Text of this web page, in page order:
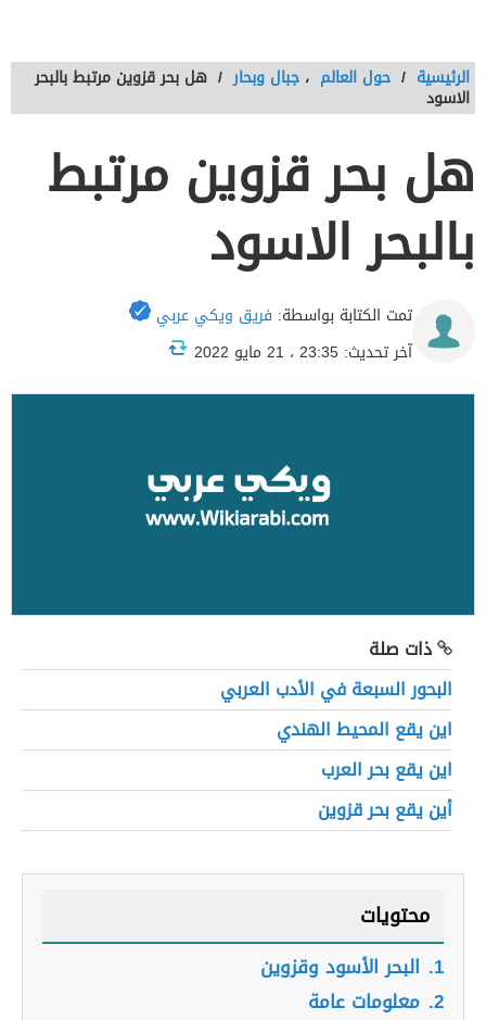
الرئيسية / حول العالم ، جبال وبحار / هل بحر قزوين مرتبط بالبحر
الاسود
هل بحر قزوين مرتبط
بالبحر الاسود
تمت الكتابة بواسطة: فريق ويكي عربي
آخر تحديث: 23:35 ، 21 مايو 2022
ذات صلة
البحور السبعة في الأدب العربي
اين يقع المحيط الهندي
اين يقع بحر العرب
أين يقع بحر قزوين
محتويات
1. البحر الأسود وقزوين
2. معلومات عامة